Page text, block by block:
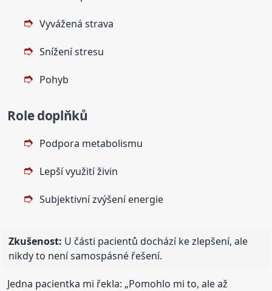
Vyvážená strava
Snížení stresu
Pohyb
Role doplňků
Podpora metabolismu
Lepší využití živin
Subjektivní zvýšení energie
Zkušenost: U části pacientů dochází ke zlepšení, ale
nikdy to není samospásné řešení.
Jedna pacientka mi řekla: „Pomohlo mi to, ale až